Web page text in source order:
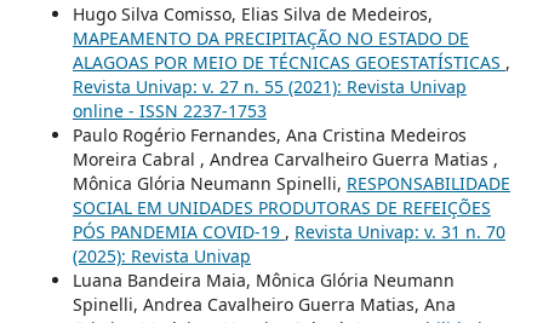
Hugo Silva Comisso, Elias Silva de Medeiros,
MAPEAMENTO DA PRECIPITAÇÃO NO ESTADO DE
ALAGOAS POR MEIO DE TÉCNICAS GEOESTATÍSTICAS ,
Revista Univap: v. 27 n. 55 (2021): Revista Univap
online - ISSN 2237-1753
Paulo Rogério Fernandes, Ana Cristina Medeiros
Moreira Cabral , Andrea Carvalheiro Guerra Matias ,
Mônica Glória Neumann Spinelli, RESPONSABILIDADE
SOCIAL EM UNIDADES PRODUTORAS DE REFEIÇÕES
PÓS PANDEMIA COVID-19 , Revista Univap: v. 31 n. 70
(2025): Revista Univap
Luana Bandeira Maia, Mônica Glória Neumann
Spinelli, Andrea Cavalheiro Guerra Matias, Ana